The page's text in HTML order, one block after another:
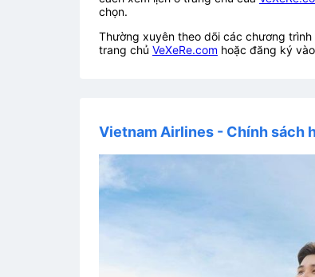
chọn.
Thường xuyên theo dõi các chương
trang chủ VeXeRe.com hoặc đăng ký
Vietnam Airlines - Chính sách